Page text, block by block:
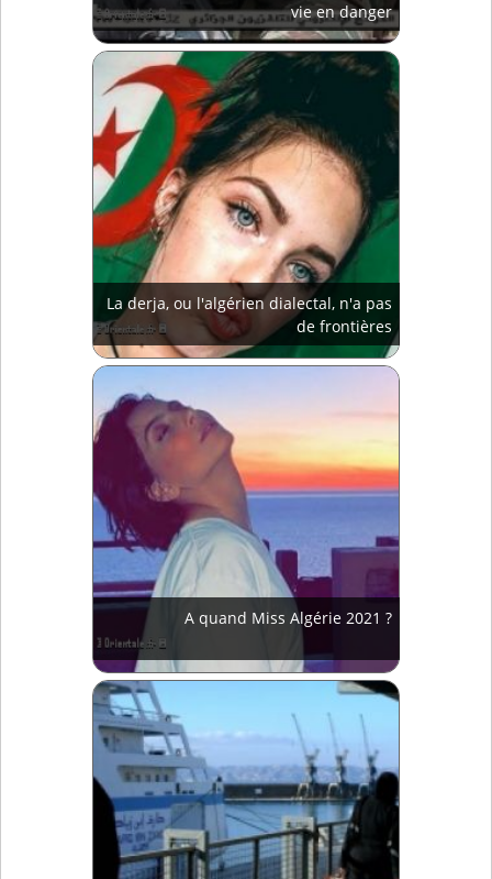
vie en danger
La derja, ou l'algérien dialectal, n'a pas
de frontières
A quand Miss Algérie 2021 ?